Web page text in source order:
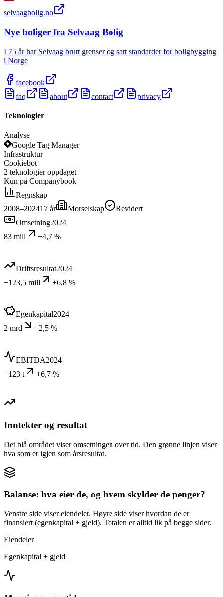
selvaagbolig.no
Nye boliger fra Selvaag Bolig
I 75 år har Selvaag brutt grenser og satt standarder for boligbygging
i Norge
facebook
faq
about contact privacy
Teknologier
Analyse
Google Tag Manager
Infrastruktur
Cookiebot
2 teknologier oppdaget
Kun på Companybook
Regnskap
2008–202417 år Morselskap
Revidert
Omsetning2024
83 mill
+4,7 %
Driftsresultat2024
−123,5 mill
+6,8 %
Egenkapital2024
2 mrd
−2,5 %
EBITDA2024
−123 t
+6,7 %
Inntekter og resultat
Det blå området viser omsetningen over tid. Den grønne linjen viser
hva som er igjen som årsresultat.
Balanse: hva eier de, og hvem skylder de penger?
Venstre side viser eiendeler. Høyre side viser hvordan de er
finansiert (egenkapital + gjeld). Totalen er alltid lik på begge sider.
Eiendeler
Egenkapital + gjeld